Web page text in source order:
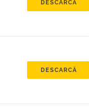
DESCARCĂ
DESCARCĂ